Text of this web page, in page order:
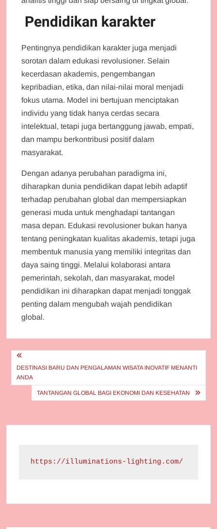
Pendidikan karakter
Pentingnya pendidikan karakter juga menjadi
sorotan dalam edukasi revolusioner. Selain
kecerdasan akademis, pengembangan
kepribadian, etika, dan nilai-nilai moral menjadi
fokus utama. Model ini bertujuan menciptakan
individu yang tidak hanya cerdas secara
intelektual, tetapi juga bertanggung jawab, empati,
dan mampu berkontribusi positif dalam
masyarakat.
Dengan adanya perubahan paradigma ini,
diharapkan dunia pendidikan dapat lebih adaptif
terhadap perubahan global dan mempersiapkan
generasi muda untuk menghadapi tantangan
masa depan. Edukasi revolusioner bukan hanya
tentang peningkatan kualitas akademis, tetapi juga
membentuk manusia yang memiliki integritas dan
daya saing tinggi. Melalui kolaborasi antara
pemerintah, sekolah, dan masyarakat, model
pendidikan ini diharapkan dapat menjadi tonggak
penting dalam mengubah wajah pendidikan
global.
Post
navigation
DESTINASI BARU DAN PENGALAMAN WISATA INOVATIF MENANTI
ANDA
TANTANGAN GLOBAL BAGI EKONOMI DAN KESEHATAN
https://illuminations-lighting.com/